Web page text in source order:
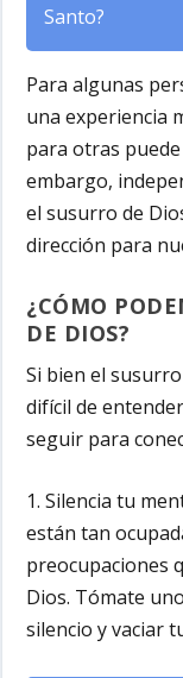
Santo?
Para algunas
una experiencia
para otras
embargo,
el susurro de
dirección para
¿CÓMO
DE DIOS?
Si bien el
difícil de
seguir para
1. Silencia tu
están tan
preocupaciones
Dios. Tómate
silencio y vaciar